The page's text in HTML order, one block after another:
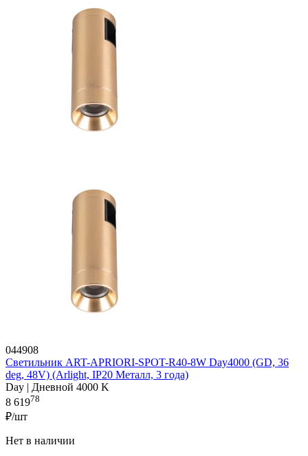
044908
Светильник ART-APRIORI-SPOT-R40-8W Day4000 (GD, 36
deg, 48V) (Arlight, IP20 Металл, 3 года)
Day | Дневной 4000 K
8 61978
₽/шт
Нет в наличии